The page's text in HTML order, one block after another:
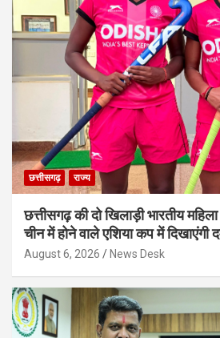
छत्तीसगढ़ राज्य
छत्तीसगढ़ की दो खिलाड़ी भारतीय
चीन में होने वाले एशिया कप में दिखाएंगी
August 6, 2026 News Desk